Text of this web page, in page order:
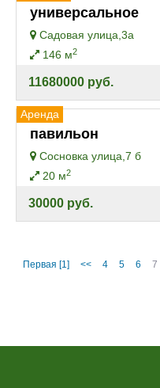
универсальное
Садовая улица,3а
146 м2
11680000 руб.
Аренда
павильон
Сосновка улица,7 б
20 м2
30000 руб.
Первая [1] << 4 5 6 7